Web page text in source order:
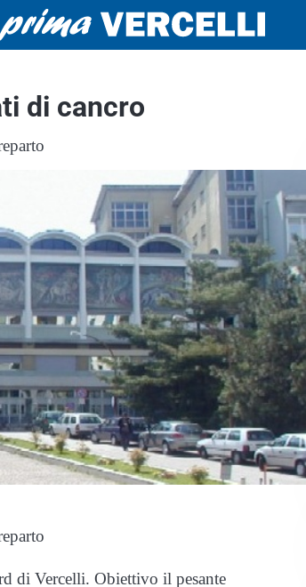
di cancro
di Vercelli. Obiettivo il pesante